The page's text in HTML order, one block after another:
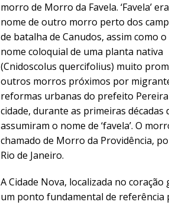
morro de Morro da Favela. ‘Favela’
nome de outro morro perto dos
de batalha de Canudos, assim como o
nome coloquial de uma planta nativa
(Cnidoscolus quercifolius) muito
outros morros próximos por
reformas urbanas do prefeito
cidade, durante as primeiras
assumiram o nome de ‘favela’. O
chamado de Morro da Providência,
Rio de Janeiro.
A Cidade Nova, localizada no
um ponto fundamental de referência